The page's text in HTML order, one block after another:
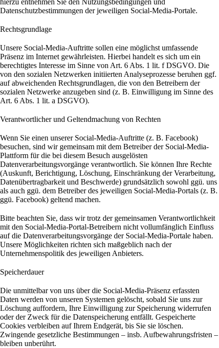
hierzu entnehmen Sie den Nutzungsbedingungen und
Datenschutzbestimmungen der jeweiligen Social-Media-Portale.
Rechtsgrundlage
Unsere Social-Media-Auftritte sollen eine möglichst umfassende
Präsenz im Internet gewährleisten. Hierbei handelt es sich um ein
berechtigtes Interesse im Sinne von Art. 6 Abs. 1 lit. f DSGVO. Die
von den sozialen Netzwerken initiierten Analyseprozesse beruhen ggf.
auf abweichenden Rechtsgrundlagen, die von den Betreibern der
sozialen Netzwerke anzugeben sind (z. B. Einwilligung im Sinne des
Art. 6 Abs. 1 lit. a DSGVO).
Verantwortlicher und Geltendmachung von Rechten
Wenn Sie einen unserer Social-Media-Auftritte (z. B. Facebook)
besuchen, sind wir gemeinsam mit dem Betreiber der Social-Media-
Plattform für die bei diesem Besuch ausgelösten
Datenverarbeitungsvorgänge verantwortlich. Sie können Ihre Rechte
(Auskunft, Berichtigung, Löschung, Einschränkung der Verarbeitung,
Datenübertragbarkeit und Beschwerde) grundsätzlich sowohl ggü. uns
als auch ggü. dem Betreiber des jeweiligen Social-Media-Portals (z. B.
ggü. Facebook) geltend machen.
Bitte beachten Sie, dass wir trotz der gemeinsamen Verantwortlichkeit
mit den Social-Media-Portal-Betreibern nicht vollumfänglich Einfluss
auf die Datenverarbeitungsvorgänge der Social-Media-Portale haben.
Unsere Möglichkeiten richten sich maßgeblich nach der
Unternehmenspolitik des jeweiligen Anbieters.
Speicherdauer
Die unmittelbar von uns über die Social-Media-Präsenz erfassten
Daten werden von unseren Systemen gelöscht, sobald Sie uns zur
Löschung auffordern, Ihre Einwilligung zur Speicherung widerrufen
oder der Zweck für die Datenspeicherung entfällt. Gespeicherte
Cookies verbleiben auf Ihrem Endgerät, bis Sie sie löschen.
Zwingende gesetzliche Bestimmungen – insb. Aufbewahrungsfristen –
bleiben unberührt.